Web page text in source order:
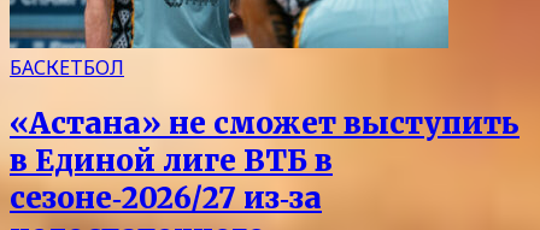
БАСКЕТБОЛ
«Астана» не сможет выступить
в Единой лиге ВТБ в
сезоне‑2026/27 из‑за